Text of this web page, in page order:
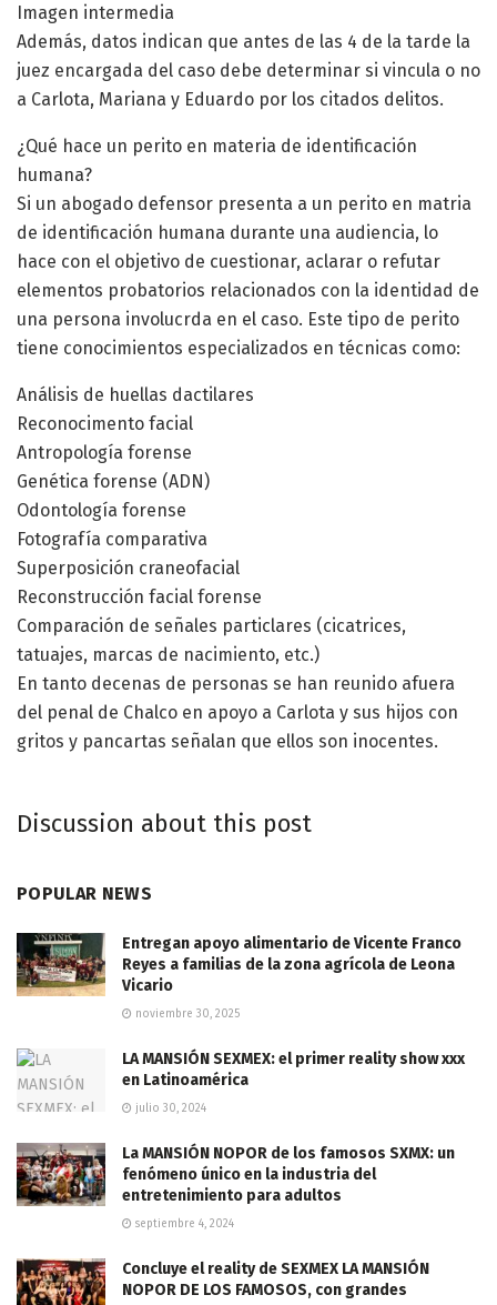
Imagen intermedia
Además, datos indican que antes de las 4 de la tarde la
juez encargada del caso debe determinar si vincula o no
a Carlota, Mariana y Eduardo por los citados delitos.
¿Qué hace un perito en materia de identificación
humana?
Si un abogado defensor presenta a un perito en matria
de identificación humana durante una audiencia, lo
hace con el objetivo de cuestionar, aclarar o refutar
elementos probatorios relacionados con la identidad de
una persona involucrda en el caso. Este tipo de perito
tiene conocimientos especializados en técnicas como:
Análisis de huellas dactilares
Reconocimento facial
Antropología forense
Genética forense (ADN)
Odontología forense
Fotografía comparativa
Superposición craneofacial
Reconstrucción facial forense
Comparación de señales particlares (cicatrices,
tatuajes, marcas de nacimiento, etc.)
En tanto decenas de personas se han reunido afuera
del penal de Chalco en apoyo a Carlota y sus hijos con
gritos y pancartas señalan que ellos son inocentes.
Discussion about this post
POPULAR NEWS
Entregan apoyo alimentario de Vicente Franco
Reyes a familias de la zona agrícola de Leona
Vicario
noviembre 30, 2025
LA MANSIÓN SEXMEX: el primer reality show xxx
en Latinoamérica
julio 30, 2024
La MANSIÓN NOPOR de los famosos SXMX: un
fenómeno único en la industria del
entretenimiento para adultos
septiembre 4, 2024
Concluye el reality de SEXMEX LA MANSIÓN
NOPOR DE LOS FAMOSOS, con grandes